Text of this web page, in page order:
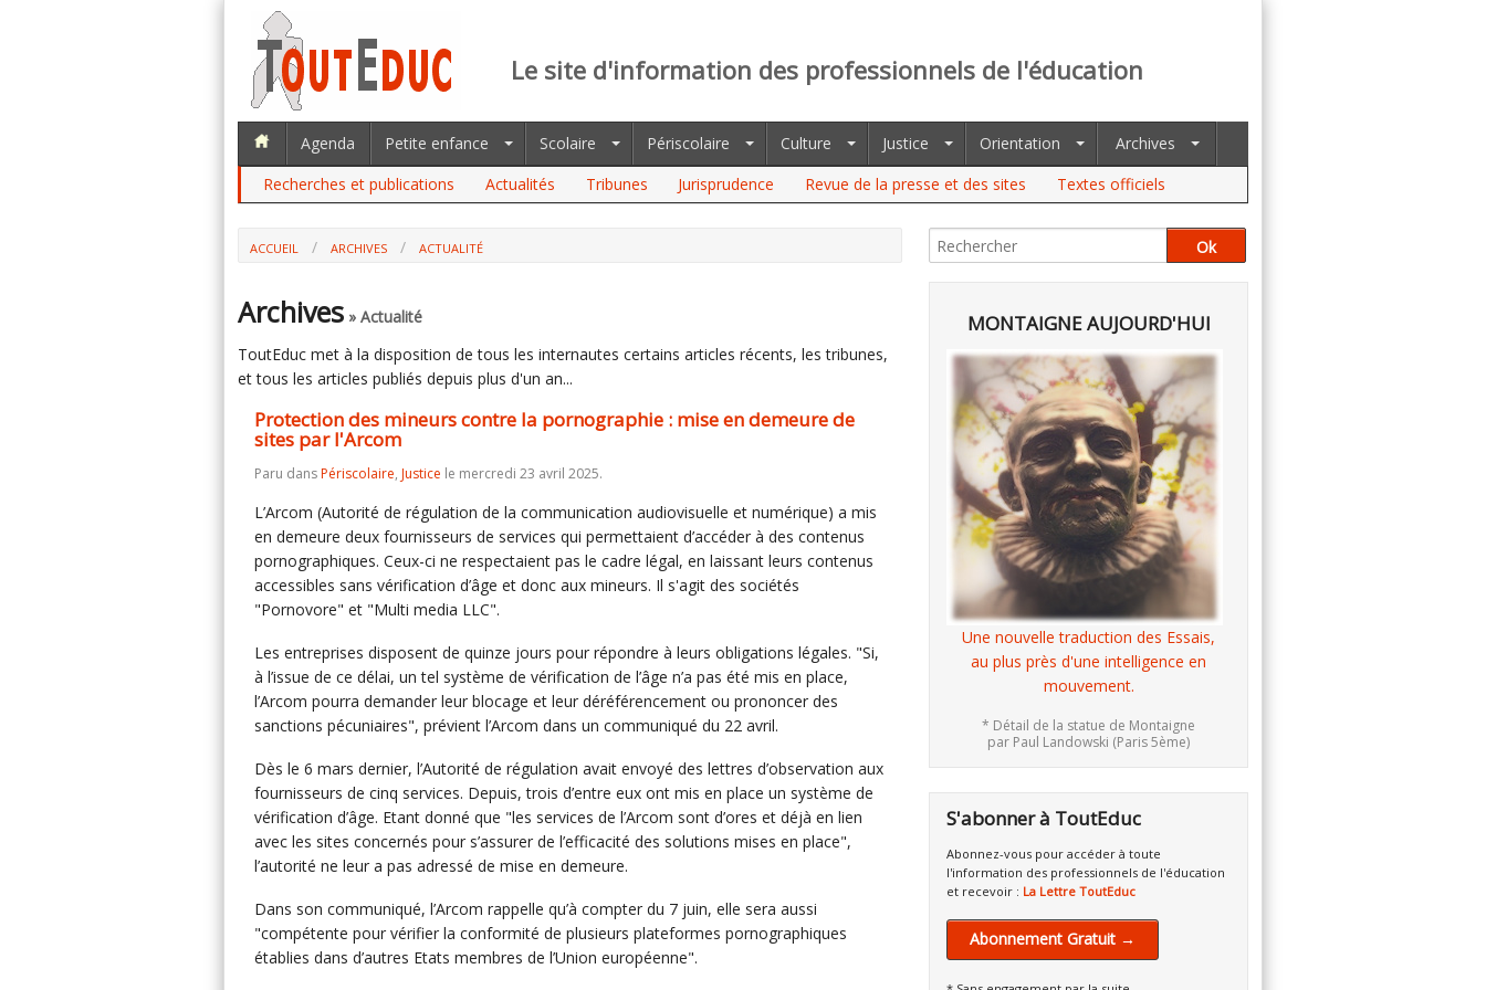
Le site d'information des professionnels de l'éducation
Agenda Petite enfance Scolaire Périscolaire Culture Justice Orientation
Archives
Recherches et publications
Actualités Tribunes Jurisprudence Revue de la presse et des sites Textes officiels
ACCUEIL ARCHIVES
ACTUALITÉ
Archives » Actualité
ToutEduc met à la disposition de tous les internautes certains articles récents, les tribunes,
et tous les articles publiés depuis plus d'un an...
Protection des mineurs contre la pornographie : mise en demeure de
sites par l'Arcom
Paru dansPériscolaire, Justice le mercredi 23 avril 2025.
L’Arcom (Autorité de régulation de la communication audiovisuelle et numérique) a mis
en demeure deux fournisseurs de services qui permettaient d’accéder à des contenus
pornographiques. Ceux-ci ne respectaient pas le cadre légal, en laissant leurs contenus
accessibles sans vérification d’âge et donc aux mineurs. Il s'agit des sociétés
"Pornovore" et "Multi media LLC".
Les entreprises disposent de quinze jours pour répondre à leurs obligations légales. "Si,
à l’issue de ce délai, un tel système de vérification de l’âge n’a pas été mis en place,
l’Arcom pourra demander leur blocage et leur déréférencement ou prononcer des
sanctions pécuniaires", prévient l’Arcom dans un communiqué du 22 avril.
Dès le 6 mars dernier, l’Autorité de régulation avait envoyé des lettres d’observation aux
fournisseurs de cinq services. Depuis, trois d’entre eux ont mis en place un système de
vérification d’âge. Etant donné que "les services de l’Arcom sont d’ores et déjà en lien
avec les sites concernés pour s’assurer de l’efficacité des solutions mises en place",
l’autorité ne leur a pas adressé de mise en demeure.
Dans son communiqué, l’Arcom rappelle qu’à compter du 7 juin, elle sera aussi
"compétente pour vérifier la conformité de plusieurs plateformes pornographiques
établies dans d’autres Etats membres de l’Union européenne".
MONTAIGNE AUJOURD'HUI
Une nouvelle traduction des Essais,
au plus près d'une intelligence en
mouvement.
* Détail de la statue de Montaigne
par Paul Landowski (Paris 5ème)
S'abonner à ToutEduc
Abonnez-vous pour accéder à toute
l'information des professionnels de l'éducation
et recevoir : La Lettre ToutEduc
Abonnement Gratuit →